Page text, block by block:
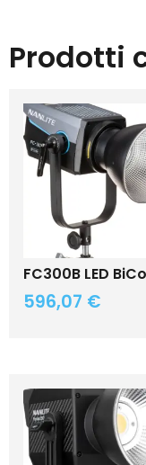
Prodotti
FC300B LED
596,07 €